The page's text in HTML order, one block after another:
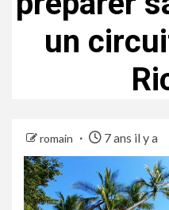
un
romain 7 ans il y a